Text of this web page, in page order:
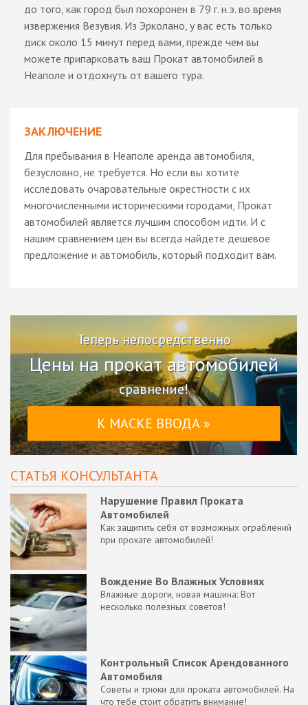
до того, как город был похоронен в 79 г. н.э. во время
извержения Везувия. Из Эрколано, у вас есть только
диск около 15 минут перед вами, прежде чем вы
можете припарковать ваш Прокат автомобилей в
Неаполе и отдохнуть от вашего тура.
ЗАКЛЮЧЕНИЕ
Для пребывания в Неаполе аренда автомобиля,
безусловно, не требуется. Но если вы хотите
исследовать очаровательные окрестности с их
многочисленными историческими городами, Прокат
автомобилей является лучшим способом идти. И с
нашим сравнением цен вы всегда найдете дешевое
предложение и автомобиль, который подходит вам.
Теперь непосредственно
Цены на прокат автомобилей
сравнение!
К МАСКЕ ВВОДА »
СТАТЬЯ КОНСУЛЬТАНТА
Нарушение Правил Проката
Автомобилей
Как защитить себя от возможных ограблений
при прокате автомобилей!
Вождение Во Влажных Условиях
Влажные дороги, новая машина: Вот
несколько полезных советов!
Контрольный Список Арендованного
Автомобиля
Советы и трюки для проката автомобилей. На
что тебе стоит обратить внимание!